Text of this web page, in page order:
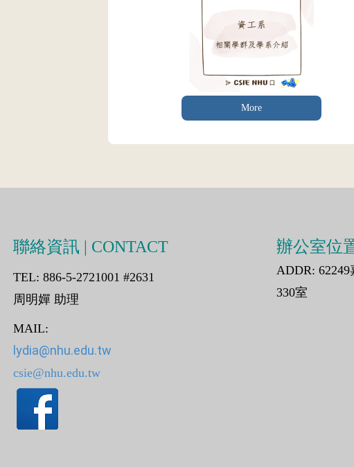
More
聯絡資訊 | CONTACT
TEL: 886-5-2721001 #2631
周明嬋 助理
MAIL:
lydia@nhu.edu.tw
csie@nhu.edu.tw
辦公室位
ADDR:
330室